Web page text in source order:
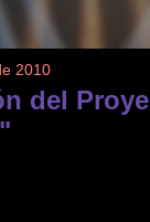
2010
del